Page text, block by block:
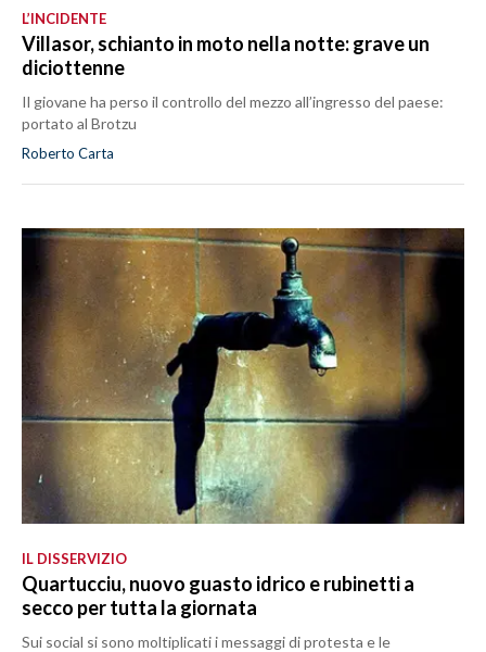
L’INCIDENTE
Villasor, schianto in moto nella notte: grave un
diciottenne
Il giovane ha perso il controllo del mezzo all’ingresso del paese:
portato al Brotzu
Roberto Carta
IL DISSERVIZIO
Quartucciu, nuovo guasto idrico e rubinetti a
secco per tutta la giornata
Sui social si sono moltiplicati i messaggi di protesta e le